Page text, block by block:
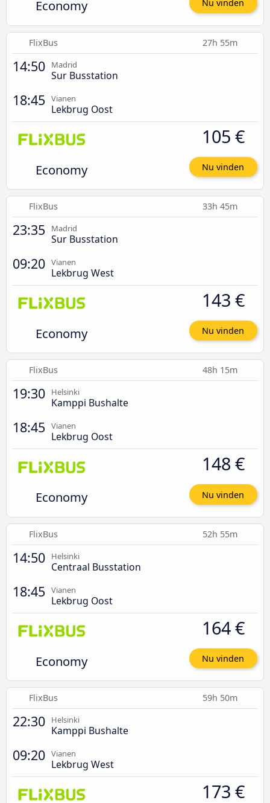
Economy Nu vinden
FlixBus 27h 55m
14:50 Madrid
Sur Busstation
18:45 Vianen
Lekbrug Oost
Economy
105 €
Nu vinden
FlixBus 33h 45m
23:35 Madrid
Sur Busstation
09:20 Vianen
Lekbrug West
Economy
143 €
Nu vinden
FlixBus 48h 15m
19:30 Helsinki
Kamppi Bushalte
18:45 Vianen
Lekbrug Oost
Economy
148 €
Nu vinden
FlixBus 52h 55m
14:50 Helsinki
Centraal Busstation
18:45 Vianen
Lekbrug Oost
Economy
164 €
Nu vinden
FlixBus 59h 50m
22:30 Helsinki
Kamppi Bushalte
09:20 Vianen
Lekbrug West
173 €